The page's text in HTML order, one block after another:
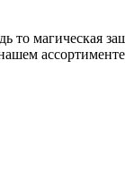
то магическая